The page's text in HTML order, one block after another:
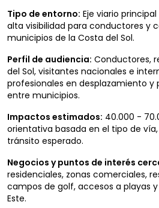
Tipo de entorno: Eje viario
alta visibilidad para conductores y
municipios de la Costa del Sol.
Perfil de audiencia: Conductores,
del Sol, visitantes nacionales e
profesionales en desplazamiento y
entre municipios.
Impactos estimados: 40.000 -
orientativa basada en el tipo de
tránsito esperado.
Negocios y puntos de interés
residenciales, zonas comerciales,
campos de golf, accesos a playas
Este.